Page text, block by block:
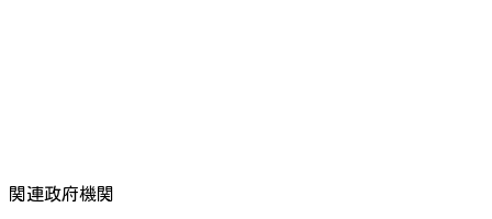
関連政府機関